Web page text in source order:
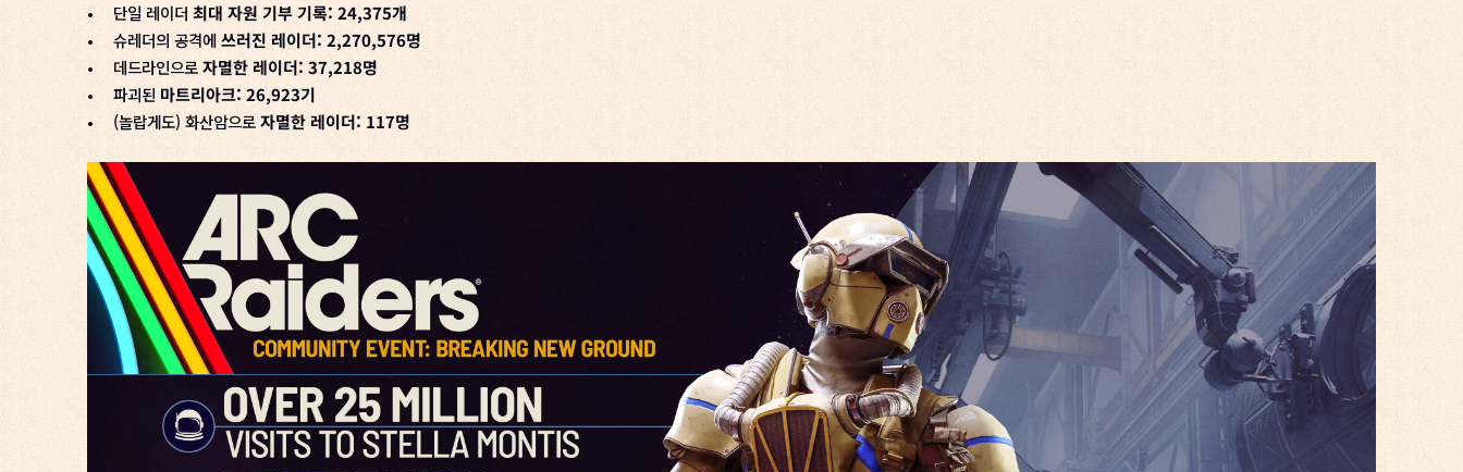
•
단일 레이더 최대 자원 기부 기록: 24,375개
•
슈레더의 공격에쓰러진 레이더: 2,270,576명
•
데드라인으로자멸한 레이더: 37,218명
•
파괴된 마트리아크: 26,923기
•
(놀랍게도) 화산암으로자멸한 레이더: 117명